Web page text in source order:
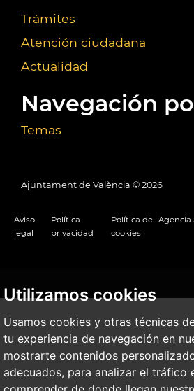
Utilizamos cookies
Usamos cookies y otras técnicas
tu experiencia de navegación en
mostrarte contenidos
adecuados, para analizar el tráfico
Trámites
Atención ciudadana
Actualidad
Navegación
Temas
Ajuntament de València © 2026
Aviso
legal
Política
privacidad
Política de
cookies